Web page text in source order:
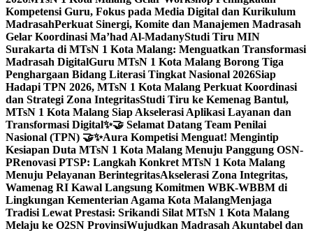
Kompetensi Guru, Fokus pada Media Digital dan Kurikulum
MadrasahPerkuat Sinergi, Komite dan Manajemen Madrasah
Gelar Koordinasi Ma’had Al-MadanyStudi Tiru MIN
Surakarta di MTsN 1 Kota Malang: Menguatkan Transformasi
Madrasah DigitalGuru MTsN 1 Kota Malang Borong Tiga
Penghargaan Bidang Literasi Tingkat Nasional 2026Siap
Hadapi TPN 2026, MTsN 1 Kota Malang Perkuat Koordinasi
dan Strategi Zona IntegritasStudi Tiru ke Kemenag Bantul,
MTsN 1 Kota Malang Siap Akselerasi Aplikasi Layanan dan
Transformasi Digital✨🤝 Selamat Datang Team Penilai
Nasional (TPN) 🤝✨Aura Kompetisi Menguat! Mengintip
Kesiapan Duta MTsN 1 Kota Malang Menuju Panggung OSN-
PRenovasi PTSP: Langkah Konkret MTsN 1 Kota Malang
Menuju Pelayanan BerintegritasAkselerasi Zona Integritas,
Wamenag RI Kawal Langsung Komitmen WBK-WBBM di
Lingkungan Kementerian Agama Kota MalangMenjaga
Tradisi Lewat Prestasi: Srikandi Silat MTsN 1 Kota Malang
Melaju ke O2SN ProvinsiWujudkan Madrasah Akuntabel dan